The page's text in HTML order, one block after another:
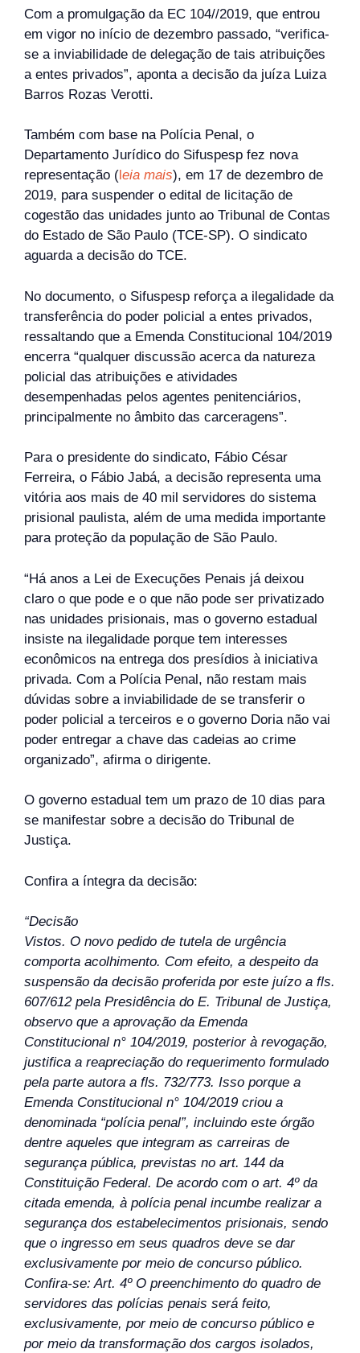
Com a promulgação da EC 104//2019, que entrou
em vigor no início de dezembro passado, “verifica-
se a inviabilidade de delegação de tais atribuições
a entes privados”, aponta a decisão da juíza Luiza
Barros Rozas Verotti.
Também com base na Polícia Penal, o
Departamento Jurídico do Sifuspesp fez nova
representação (leia mais), em 17 de dezembro de
2019, para suspender o edital de licitação de
cogestão das unidades junto ao Tribunal de Contas
do Estado de São Paulo (TCE-SP). O sindicato
aguarda a decisão do TCE.
No documento, o Sifuspesp reforça a ilegalidade da
transferência do poder policial a entes privados,
ressaltando que a Emenda Constitucional 104/2019
encerra “qualquer discussão acerca da natureza
policial das atribuições e atividades
desempenhadas pelos agentes penitenciários,
principalmente no âmbito das carceragens”.
Para o presidente do sindicato, Fábio César
Ferreira, o Fábio Jabá, a decisão representa uma
vitória aos mais de 40 mil servidores do sistema
prisional paulista, além de uma medida importante
para proteção da população de São Paulo.
“Há anos a Lei de Execuções Penais já deixou
claro o que pode e o que não pode ser privatizado
nas unidades prisionais, mas o governo estadual
insiste na ilegalidade porque tem interesses
econômicos na entrega dos presídios à iniciativa
privada. Com a Polícia Penal, não restam mais
dúvidas sobre a inviabilidade de se transferir o
poder policial a terceiros e o governo Doria não vai
poder entregar a chave das cadeias ao crime
organizado”, afirma o dirigente.
O governo estadual tem um prazo de 10 dias para
se manifestar sobre a decisão do Tribunal de
Justiça.
Confira a íntegra da decisão:
“Decisão
Vistos. O novo pedido de tutela de urgência
comporta acolhimento. Com efeito, a despeito da
suspensão da decisão proferida por este juízo a fls.
607/612 pela Presidência do E. Tribunal de Justiça,
observo que a aprovação da Emenda
Constitucional n° 104/2019, posterior à revogação,
justifica a reapreciação do requerimento formulado
pela parte autora a fls. 732/773. Isso porque a
Emenda Constitucional n° 104/2019 criou a
denominada “polícia penal”, incluindo este órgão
dentre aqueles que integram as carreiras de
segurança pública, previstas no art. 144 da
Constituição Federal. De acordo com o art. 4º da
citada emenda, à polícia penal incumbe realizar a
segurança dos estabelecimentos prisionais, sendo
que o ingresso em seus quadros deve se dar
exclusivamente por meio de concurso público.
Confira-se: Art. 4º O preenchimento do quadro de
servidores das polícias penais será feito,
exclusivamente, por meio de concurso público e
por meio da transformação dos cargos isolados,